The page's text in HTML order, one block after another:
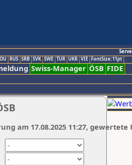
RUS SRB SVK SWE TUR UKR VIE FontSize:11pt
Swiss-Manager ÖSB FIDE
am 17.08.2025 11:27, gewertete